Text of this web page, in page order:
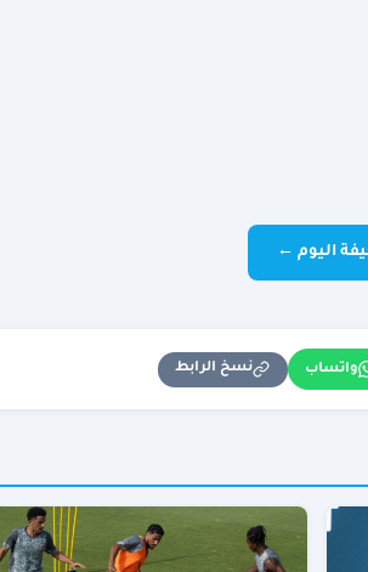
اليوم ←
واتساب نسخ الرابط